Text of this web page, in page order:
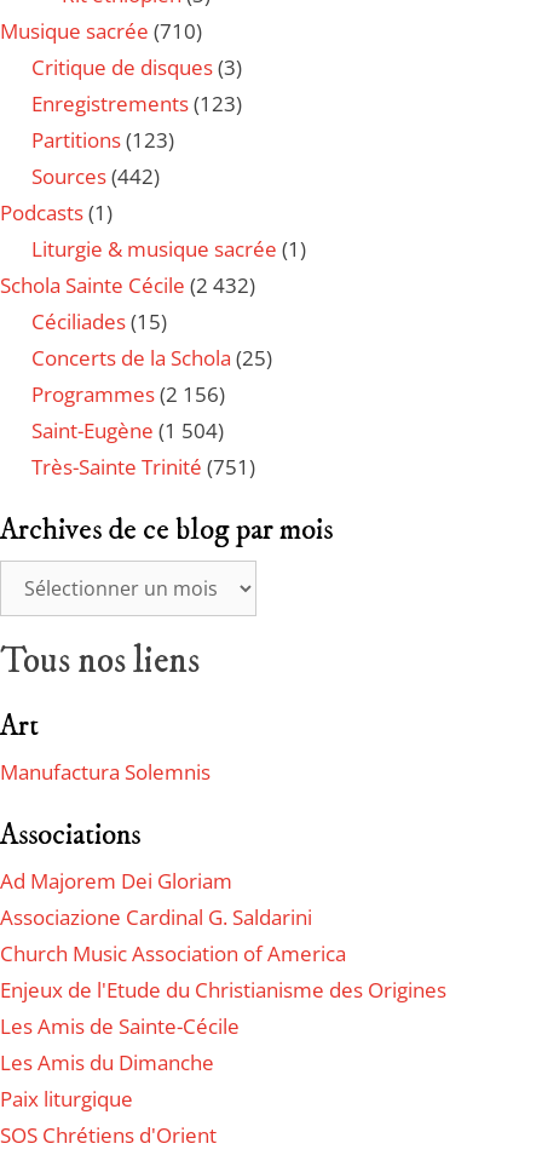
Musique sacrée (710)
Critique de disques(3)
Enregistrements(123)
Partitions(123)
Sources(442)
Podcasts(1)
Liturgie & musique sacrée (1)
Schola Sainte Cécile (2 432)
Céciliades(15)
Concerts de la Schola (25)
Programmes(2 156)
Saint-Eugène (1 504)
Très-Sainte Trinité (751)
Archives de ce blog par mois
Tous nos liens
Art
Manufactura Solemnis
Associations
Ad Majorem Dei Gloriam
Associazione Cardinal G. Saldarini
Church Music Association of America
Enjeux de l'Etude du Christianisme des Origines
Les Amis de Sainte-Cécile
Les Amis du Dimanche
Paix liturgique
SOS Chrétiens d'Orient